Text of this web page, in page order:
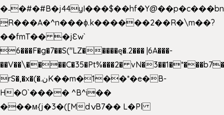
̟R���A�^n���ɸ.k������2��R�\m��?
��fmT�� �jԐw`
6���F�g�7��S("LZ�����ę�.2��� |6A���-
��V��\����C�35�Pt%���2�
rS�,�x�(�.نK��m�1��*�e�B-
H�O`���� ^B^i��
���м{j�3�([MdݍB7�� L�Pl